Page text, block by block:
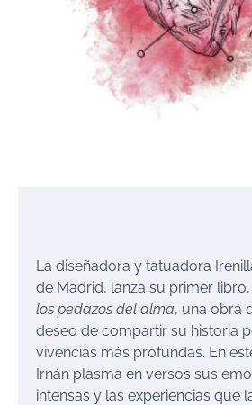
La diseñadora y tatuadora
de Madrid, lanza su primer libro,
los pedazos del alma, una obra
deseo de compartir su historia
vivencias más profundas. En
Irnán plasma en versos sus
intensas y las experiencias que